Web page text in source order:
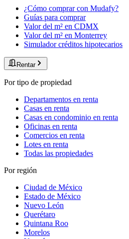
¿Cómo comprar con Mudafy?
Guías para comprar
Valor del m² en CDMX
Valor del m² en Monterrey
Simulador créditos hipotecarios
Rentar
Por tipo de propiedad
Departamentos en renta
Casas en renta
Casas en condominio en renta
Oficinas en renta
Comercios en renta
Lotes en renta
Todas las propiedades
Por región
Ciudad de México
Estado de México
Nuevo León
Querétaro
Quintana Roo
Morelos